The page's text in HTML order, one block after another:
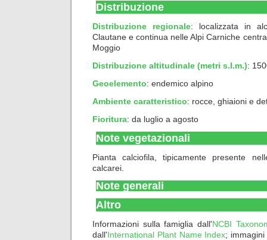
Distribuzione
Distribuzione regionale: localizzata in
Clautane e continua nelle Alpi Carniche
Moggio
Distribuzione altitudinale (metri s.l.m.):
Geoelemento: endemico alpino
Ambiente caratteristico: rocce, ghiaioni e
Fioritura: da luglio a agosto
Note vegetazionali
Pianta calciofila, tipicamente presente
calcarei.
Note generali
Altro
Informazioni sulla famiglia dall'NCBI
dall'International Plant Name Index;